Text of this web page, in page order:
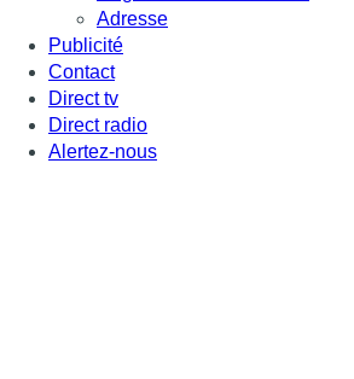
Adresse
Publicité
Contact
Direct tv
Direct radio
Alertez-nous